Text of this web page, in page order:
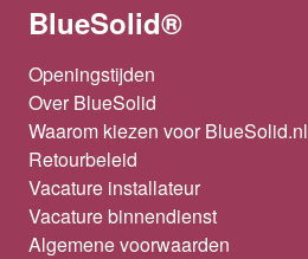
BlueSolid®
Openingstijden
Over BlueSolid
Waarom kiezen voor BlueSolid.nl
Retourbeleid
Vacature installateur
Vacature binnendienst
Algemene voorwaarden